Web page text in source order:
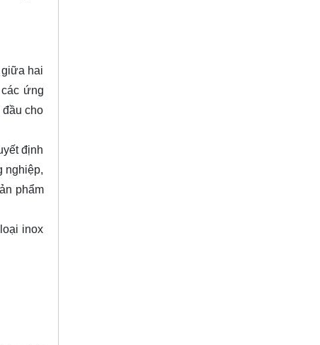
hai
ứng
đầu cho
định
nghiệp,
phẩm
inox